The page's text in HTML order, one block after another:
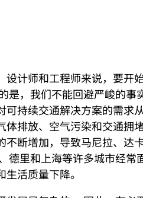
计师和工程师来说，要
是，我们不能回避严峻的
持续交通解决方案的需求
排放、空气污染和交通拥
断增加，导致马尼拉、达
德里和上海等许多城市经
活质量下降。